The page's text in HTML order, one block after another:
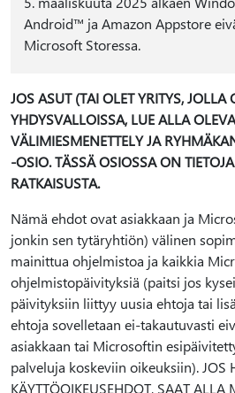
Android™ ja Amazon Appstore
Microsoft Storessa.
JOS ASUT (TAI OLET YRITYS,
YHDYSVALLOISSA, LUE ALLA
VÄLIMIESMENETTELY JA
-OSIO. TÄSSÄ OSIOSSA ON
RATKAISUSTA.
Nämä ehdot ovat asiakkaan ja
jonkin sen tytäryhtiön) välinen
mainittua ohjelmistoa ja kaikkia
ohjelmistopäivityksiä (paitsi jos
päivityksiin liittyy uusia ehtoja tai
ehtoja sovelletaan ei-takautuvasti
asiakkaan tai Microsoftin
palveluja koskeviin oikeuksiin). JOS
KÄYTTÖOIKEUSEHDOT, SAAT ALLA